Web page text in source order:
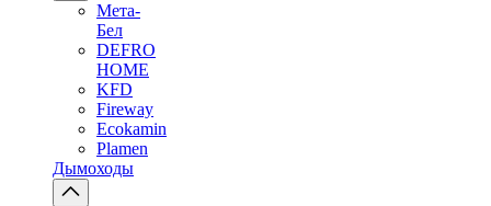
Мета-
Бел
DEFRO
HOME
KFD
Fireway
Ecokamin
Plamen
Дымоходы